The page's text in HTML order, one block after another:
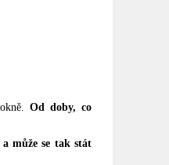
Od doby, co
může se tak stát